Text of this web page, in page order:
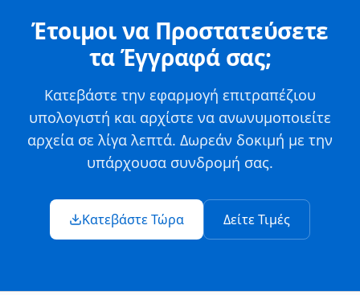
Έτοιμοι να Προστατεύσετε
τα Έγγραφά σας;
Κατεβάστε την εφαρμογή επιτραπέζιου
υπολογιστή και αρχίστε να ανωνυμοποιείτε
αρχεία σε λίγα λεπτά. Δωρεάν δοκιμή με την
υπάρχουσα συνδρομή σας.
Κατεβάστε Τώρα Δείτε Τιμές